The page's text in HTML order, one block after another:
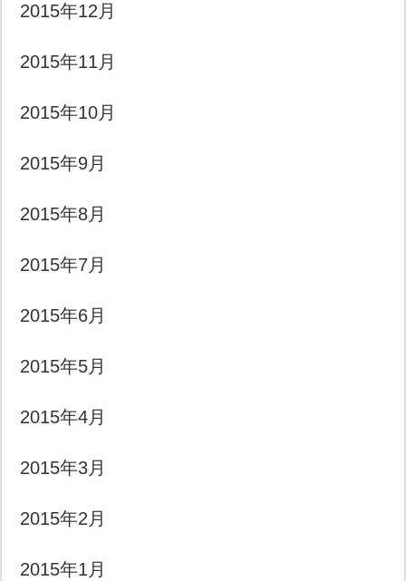
2015年12月
2015年11月
2015年10月
2015年9月
2015年8月
2015年7月
2015年6月
2015年5月
2015年4月
2015年3月
2015年2月
2015年1月